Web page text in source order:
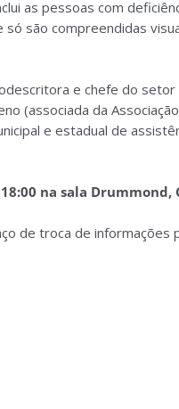
as pessoas com
são compreendidas
e chefe do setor
(associada da
e estadual de
na sala Drummond,
de troca de informações